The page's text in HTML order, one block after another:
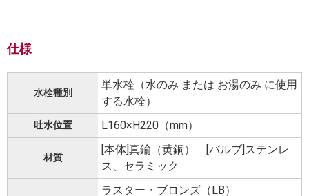
仕様
水栓種別
単水栓（水のみ または お湯のみ に使用
する水栓）
吐水位置 L160×H220（mm）
材質
[本体]真鍮（黄銅） [バルブ]ステンレ
ス、セラミック
ラスター・ブロンズ（LB）